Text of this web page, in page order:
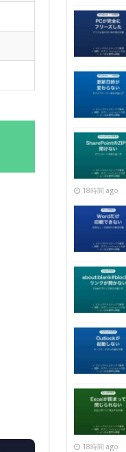
18時間 ago
18時間 ago